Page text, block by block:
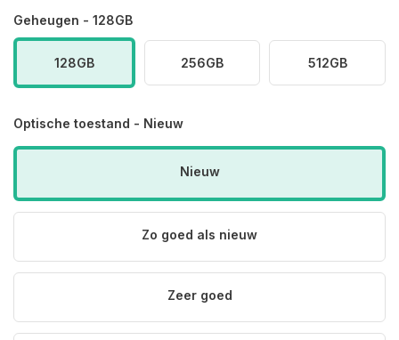
Geheugen - 128GB
128GB 256GB 512GB
Optische toestand - Nieuw
Nieuw
Zo goed als nieuw
Zeer goed